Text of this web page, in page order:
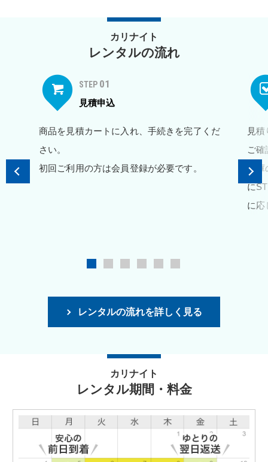
カリナイト
レンタルの流れ
STEP 01
見積申込
商品を見積カートに入れ、手続きを完了くだ
さい。
初回ご利用の方は会員登録が必要です。
見
ご確
在
に
に応
レンタルの流れを詳しく見る
カリナイト
レンタル期間・料金